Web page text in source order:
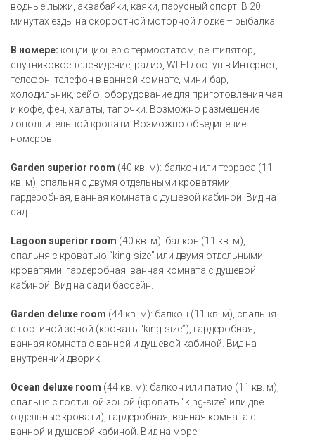
водные лыжи, аквабайки, каяки, парусный спорт. В 20
минутах езды на скоростной моторной лодке – рыбалка.
В номере: кондиционер с термостатом, вентилятор,
спутниковое телевидение, радио, WI-FI доступ в Интернет,
телефон, телефон в ванной комнате, мини-бар,
холодильник, сейф, оборудование для приготовления чая
и кофе, фен, халаты, тапочки. Возможно размещение
дополнительной кровати. Возможно объединение
номеров.
Garden superior room (40 кв. м): балкон или терраса (11
кв. м), спальня с двумя отдельными кроватями,
гардеробная, ванная комната с душевой кабиной. Вид на
сад.
Lagoon superior room (40 кв. м): балкон (11 кв. м),
спальня с кроватью “king-size” или двумя отдельными
кроватями, гардеробная, ванная комната с душевой
кабиной. Вид на сад и бассейн.
Garden deluxe room (44 кв. м): балкон (11 кв. м), спальня
с гостиной зоной (кровать “king-size”), гардеробная,
ванная комната с ванной и душевой кабиной. Вид на
внутренний дворик.
Ocean deluxe room (44 кв. м): балкон или патио (11 кв. м),
спальня с гостиной зоной (кровать “king-size” или две
отдельные кровати), гардеробная, ванная комната с
ванной и душевой кабиной. Вид на море.